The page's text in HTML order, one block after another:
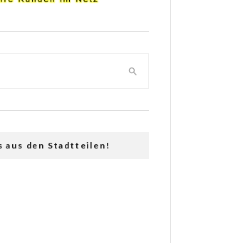
den Stadtteilen!